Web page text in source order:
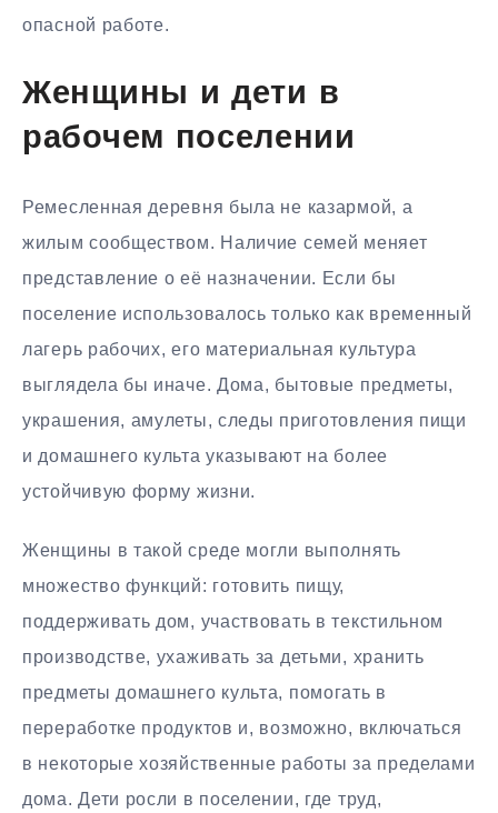
опасной работе.
Женщины и дети в
рабочем поселении
Ремесленная деревня была не казармой, а
жилым сообществом. Наличие семей меняет
представление о её назначении. Если бы
поселение использовалось только как временный
лагерь рабочих, его материальная культура
выглядела бы иначе. Дома, бытовые предметы,
украшения, амулеты, следы приготовления пищи
и домашнего культа указывают на более
устойчивую форму жизни.
Женщины в такой среде могли выполнять
множество функций: готовить пищу,
поддерживать дом, участвовать в текстильном
производстве, ухаживать за детьми, хранить
предметы домашнего культа, помогать в
переработке продуктов и, возможно, включаться
в некоторые хозяйственные работы за пределами
дома. Дети росли в поселении, где труд,